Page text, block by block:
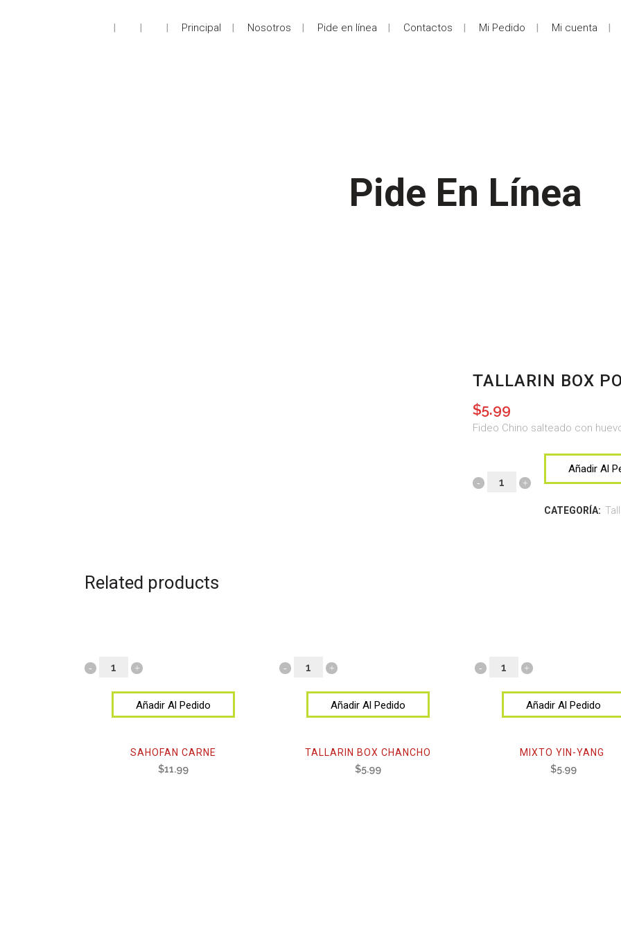
Principal Nosotros Pide en línea Contactos Mi Pedido Mi cuenta
Pide En Línea
TALLARIN BOX
$5.99
Fideo Chino salteado con
Añadir Al
CATEGORÍA:
Related products
Añadir Al Pedido
SAHOFAN CARNE
$11.99
Añadir Al Pedido
TALLARIN BOX CHANCHO
$5.99
Añadir Al Pedido
MIXTO YIN-YANG
$5.99